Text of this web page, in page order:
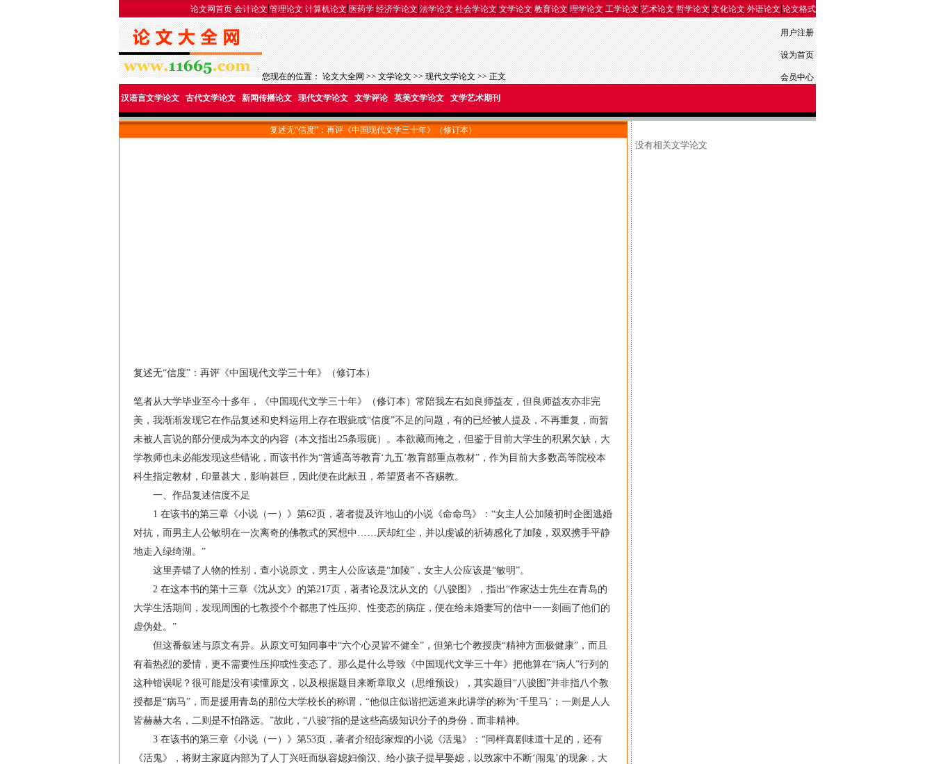
论文网首页|会计论文|管理论文|计算机论文| 医药学|经济学论文|法学论文|社会学论文|文学论文|教育论文|理学论文|工学论文|艺术论文|哲学论文|文化论文|外语论文|论文格式
用户注册
设为首页
您现在的位置：论文大全网>>文学论文>>现代文学论文>> 正文 会员中心
汉语言文学论文 古代文学论文 新闻传播论文 现代文学论文 文学评论 英美文学论文 文学艺术期刊
复述无“信度”：再评《中国现代文学三十年》（修订本）
复述无“信度”：再评《中国现代文学三十年》（修订本）
笔者从大学毕业至今十多年，《中国现代文学三十年》（修订本）常陪我左右如良师益友，但良师益友亦非完
美，我渐渐发现它在作品复述和史料运用上存在瑕疵或“信度”不足的问题，有的已经被人提及，不再重复，而暂
未被人言说的部分便成为本文的内容（本文指出25条瑕疵）。本欲藏而掩之，但鉴于目前大学生的积累欠缺，大
学教师也未必能发现这些错讹，而该书作为“普通高等教育‘九五’教育部重点教材”，作为目前大多数高等院校本
科生指定教材，印量甚大，影响甚巨，因此便在此献丑，希望贤者不吝赐教。
一、作品复述信度不足
1 在该书的第三章《小说（一）》第62页，著者提及许地山的小说《命命鸟》：“女主人公加陵初时企图逃婚
对抗，而男主人公敏明在一次离奇的佛教式的冥想中……厌却红尘，并以虔诚的祈祷感化了加陵，双双携手平静
地走入绿绮湖。”
这里弄错了人物的性别，查小说原文，男主人公应该是“加陵”，女主人公应该是“敏明”。
2 在这本书的第十三章《沈从文》的第217页，著者论及沈从文的《八骏图》，指出“作家达士先生在青岛的
大学生活期间，发现周围的七教授个个都患了性压抑、性变态的病症，便在给未婚妻写的信中一一刻画了他们的
虚伪处。”
但这番叙述与原文有异。从原文可知同事中“六个心灵皆不健全”，但第七个教授庚“精神方面极健康”，而且
有着热烈的爱情，更不需要性压抑或性变态了。那么是什么导致《中国现代文学三十年》把他算在“病人”行列的
这种错误呢？很可能是没有读懂原文，以及根据题目来断章取义（思维预设），其实题目“八骏图”并非指八个教
授都是“病马”，而是援用青岛的那位大学校长的称谓，“他似庄似谐把远道来此讲学的称为‘千里马’；一则是人人
皆赫赫大名，二则是不怕路远。”故此，“八骏”指的是这些高级知识分子的身份，而非精神。
3 在该书的第三章《小说（一）》第53页，著者介绍彭家煌的小说《活鬼》：“同样喜剧味道十足的，还有
《活鬼》，将财主家庭内部为了人丁兴旺而纵容媳妇偷汉、给小孩子提早娶媳，以致家中不断‘闹鬼’的现象，大
没有相关文学论文